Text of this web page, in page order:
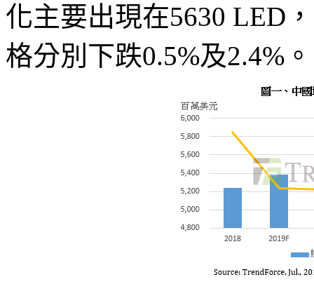
化主要出現在5630 LED
格分別下跌0.5%及2.4%。